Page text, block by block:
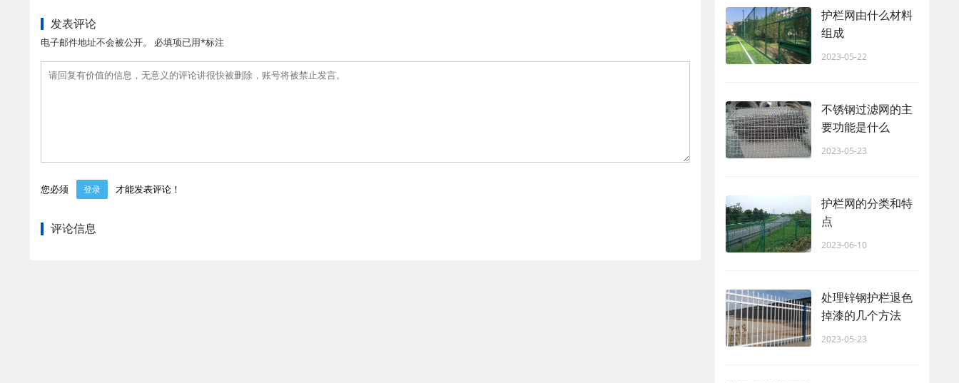
发表评论
电子邮件地址不会被公开。 必填项已用*标注
您必须 登录 才能发表评论！
评论信息
护栏网由什么材料
组成
2023-05-22
不锈钢过滤网的主
要功能是什么
2023-05-23
护栏网的分类和特
点
2023-06-10
处理锌钢护栏退色
掉漆的几个方法
2023-05-23